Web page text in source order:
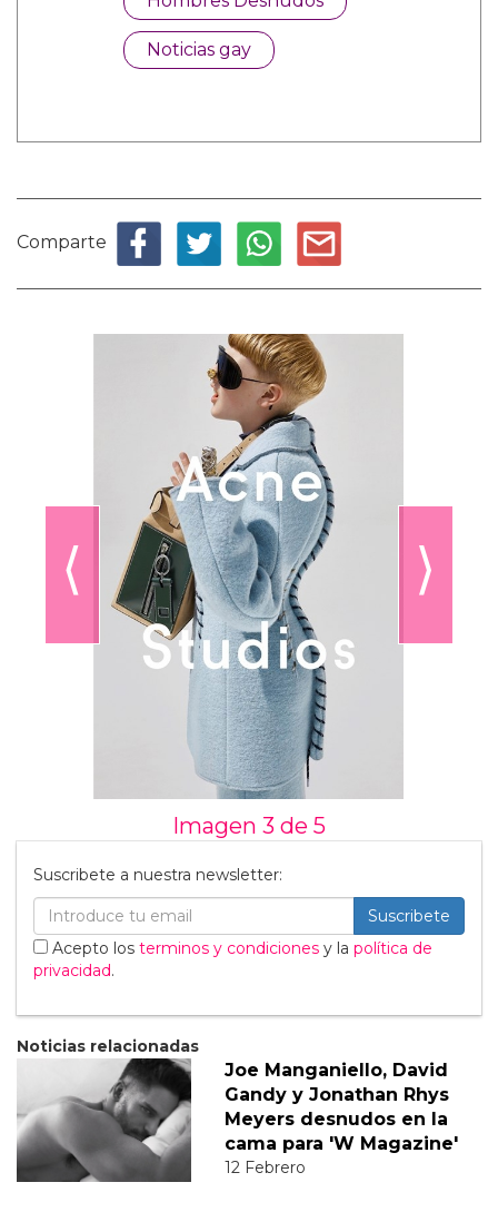
Noticias gay
Comparte
⟨ ⟩
Imagen 3 de 5
Suscribete a nuestra newsletter:
Suscribete
Acepto los terminos y condiciones y la política de
privacidad.
Noticias relacionadas
Joe Manganiello, David
Gandy y Jonathan Rhys
Meyers desnudos en la
cama para 'W Magazine'
12 Febrero